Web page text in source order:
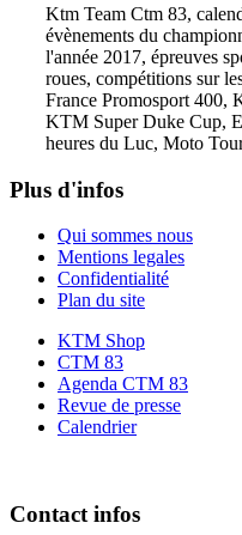
Ktm Team Ctm 83,
évènements du
l'année 2017, épreuves
roues, compétitions sur
France Promosport 400,
KTM Super Duke Cup,
heures du Luc, Moto
Plus d'infos
Qui sommes nous
Mentions legales
Confidentialité
Plan du site
KTM Shop
CTM 83
Agenda CTM 83
Revue de presse
Calendrier
Contact infos